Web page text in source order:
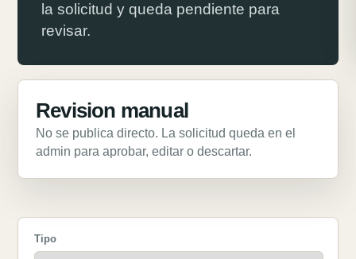
la solicitud y queda pendiente para
revisar.
Revision manual
No se publica directo. La solicitud queda en el
admin para aprobar, editar o descartar.
Tipo